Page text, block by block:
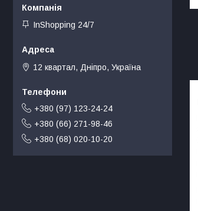
InShopping 24/7
12 квартал, Дніпро, Україна
+380 (97) 123-24-24
+380 (66) 271-98-46
+380 (68) 020-10-20